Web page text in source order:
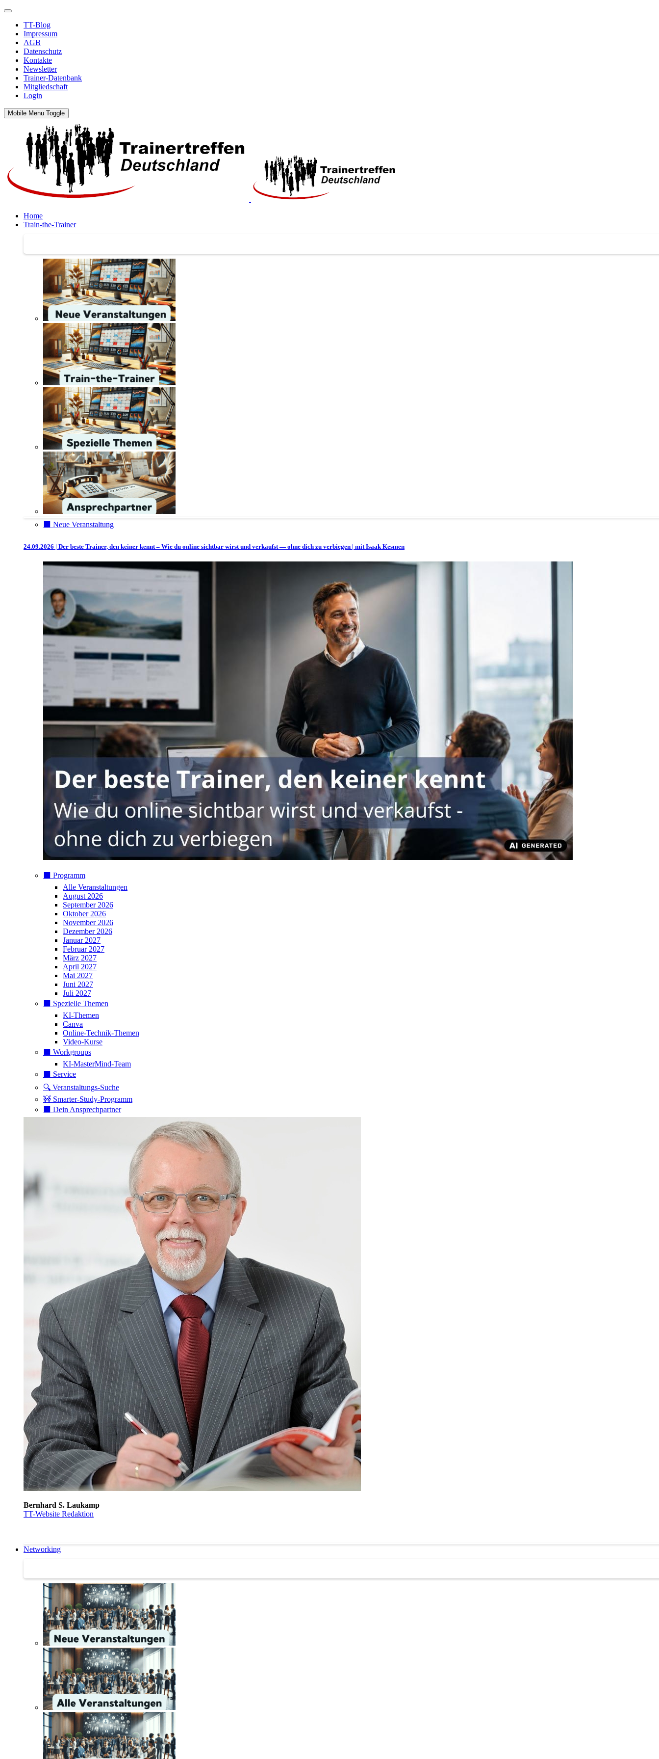
TT-Blog
Impressum
AGB
Datenschutz
Kontakte
Newsletter
Trainer-Datenbank
Mitgliedschaft
Login
Mobile Menu Toggle
Home
Train-the-Trainer
⬛️ Neue Veranstaltung
24.09.2026 | Der beste Trainer, den keiner kennt – Wie du online sichtbar wirst und verkaufst — ohne dich zu verbiegen | mit Isaak Kesmen
⬛️ Programm
Alle Veranstaltungen
August 2026
September 2026
Oktober 2026
November 2026
Dezember 2026
Januar 2027
Februar 2027
März 2027
April 2027
Mai 2027
Juni 2027
Juli 2027
⬛️ Spezielle Themen
KI-Themen
Canva
Online-Technik-Themen
Video-Kurse
⬛️ Workgroups
KI-MasterMind-Team
⬛️ Service
🔍 Veranstaltungs-Suche
🚧 Smarter-Study-Programm
⬛️ Dein Ansprechpartner
Bernhard S. Laukamp
TT-Website Redaktion
Networking